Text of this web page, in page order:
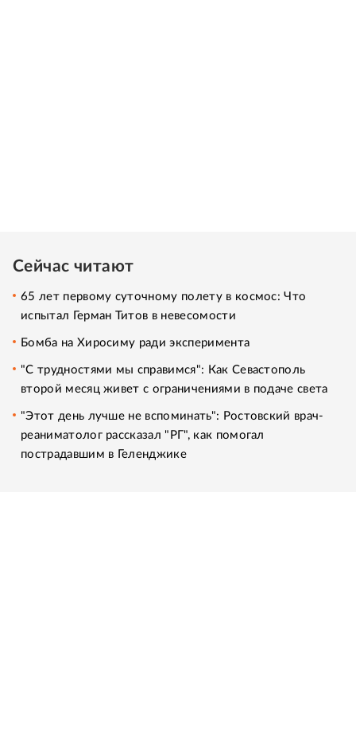
Сейчас читают
65 лет первому суточному полету в космос: Что
испытал Герман Титов в невесомости
Бомба на Хиросиму ради эксперимента
"С трудностями мы справимся": Как Севастополь
второй месяц живет с ограничениями в подаче света
"Этот день лучше не вспоминать": Ростовский врач-
реаниматолог рассказал "РГ", как помогал
пострадавшим в Геленджике